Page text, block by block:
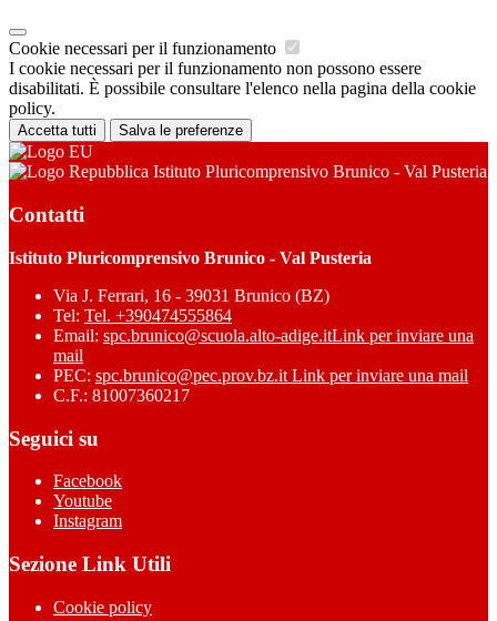
Cookie necessari per il funzionamento
I cookie necessari per il funzionamento non possono essere
disabilitati. È possibile consultare l'elenco nella pagina della cookie
policy.
Accetta tutti Salva le preferenze
Istituto Pluricomprensivo Brunico - Val Pusteria
Contatti
Istituto Pluricomprensivo Brunico - Val Pusteria
Via J. Ferrari, 16 - 39031 Brunico (BZ)
Tel: Tel. +390474555864
Email: spc.brunico@scuola.alto-adige.itLink per inviare una
mail
PEC: spc.brunico@pec.prov.bz.it Link per inviare una mail
C.F.: 81007360217
Seguici su
Facebook
Youtube
Instagram
Sezione Link Utili
Cookie policy